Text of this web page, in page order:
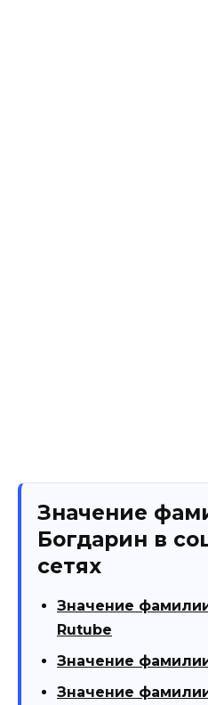
Значение
Богдарин в
сетях
Значение
Rutube
Значение
Значение